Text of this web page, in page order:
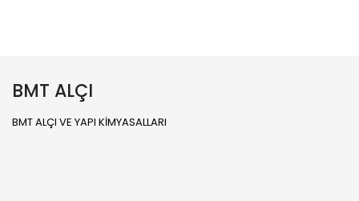
BMT ALÇI
BMT ALÇI VE YAPI KİMYASALLARI